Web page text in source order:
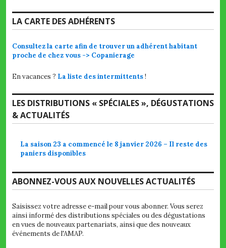
LA CARTE DES ADHÉRENTS
Consultez la carte afin de trouver un adhérent habitant
proche de chez vous -> Copanierage
En vacances ? La liste des intermittents!
LES DISTRIBUTIONS « SPÉCIALES », DÉGUSTATIONS
& ACTUALITÉS
La saison 23 a commencé le 8 janvier 2026 – Il reste des
paniers disponibles
ABONNEZ-VOUS AUX NOUVELLES ACTUALITÉS
Saisissez votre adresse e-mail pour vous abonner. Vous serez
ainsi informé des distributions spéciales ou des dégustations
en vues de nouveaux partenariats, ainsi que des nouveaux
événements de l'AMAP.